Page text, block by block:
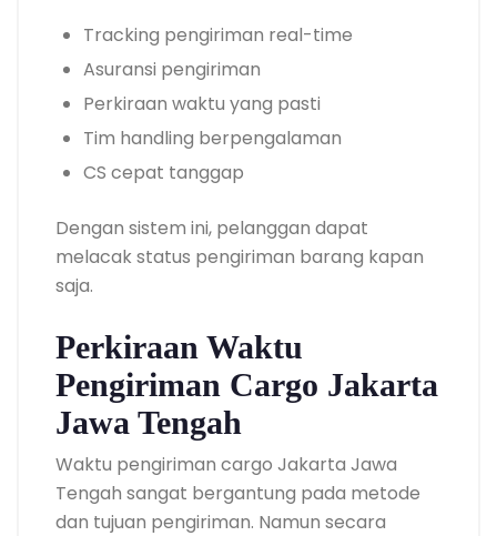
Tracking pengiriman real-time
Asuransi pengiriman
Perkiraan waktu yang pasti
Tim handling berpengalaman
CS cepat tanggap
Dengan sistem ini, pelanggan dapat
melacak status pengiriman barang kapan
saja.
Perkiraan Waktu
Pengiriman Cargo Jakarta
Jawa Tengah
Waktu pengiriman cargo Jakarta Jawa
Tengah sangat bergantung pada metode
dan tujuan pengiriman. Namun secara